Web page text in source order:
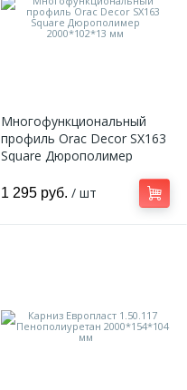
Многофункциональный
профиль Orac Decor SX163
Square Дюрополимер
1 295 руб. / шт